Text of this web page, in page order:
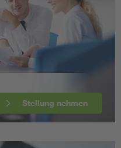
Stellung nehmen